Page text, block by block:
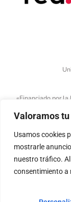
Valoramos
Usamos cookies
mostrarle
nuestro tráfico. Al
consentimiento a
«Financiado por la
los puntos de
del autor o
Europea o la
Europea